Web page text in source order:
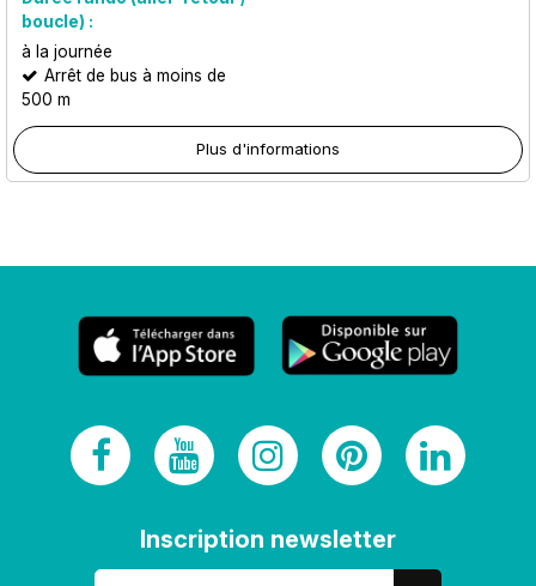
boucle) :
à la journée
Arrêt de bus à moins de
500 m
Plus d'informations
Inscription newsletter